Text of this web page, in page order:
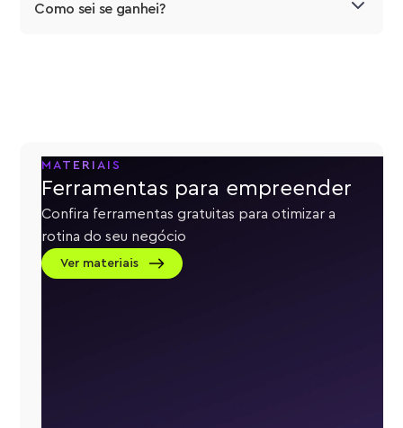
Como sei se ganhei?
MATERIAIS
Ferramentas para empreender
Confira ferramentas gratuitas para otimizar a
rotina do seu negócio
Ver materiais